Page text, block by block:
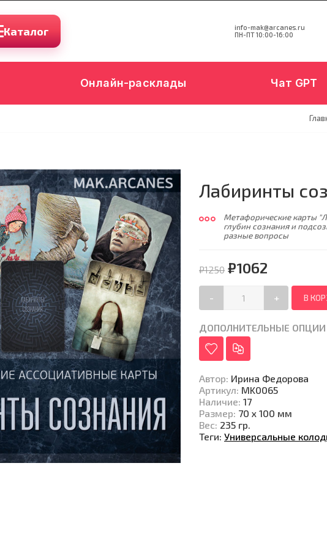
Каталог
info-mak@arcanes.ru
ПН-ПТ 10:00-16:00
Онлайн-расклады Чат GPT
Лабиринты
Метафорические карты
глубин сознания и
разные вопросы
₽1250 ₽1062
- +
ДОПОЛНИТЕЛЬНЫЕ ОПЦИИ
Автор: Ирина Федорова
Артикул: MK0065
Наличие: 17
Размер: 70 х 100 мм
Вес: 235 гр.
Теги: Универсальные